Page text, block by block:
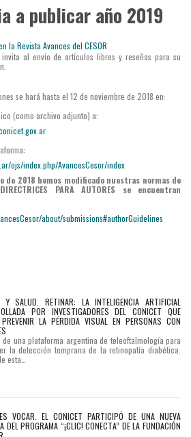
a publicar año 2019
invita al envío de artículos libresy reseñaspara su
se hará hasta el 12 de noviembre de 2018 en:
(como archivo adjunto) a:
ojs/index.php/AvancesCesor/index
de 2018 hemos modificado nuestras normas de
PARA AUTORES se encuentran
about/submissions#authorGuidelines
Y SALUD. RETINAR: LA INTELIGENCIA ARTIFICIAL
POR INVESTIGADORES DEL CONICET QUE
LA PÉRDIDA VISUAL EN PERSONAS CON
de una plataforma argentina de teleoftalmología para
la detección temprana de la retinopatía diabética.
esta…
VOCAR. EL CONICET PARTICIPÓ DE UNA NUEVA
DEL PROGRAMA “¡CLIC! CONECTA” DE LA FUNDACIÓN